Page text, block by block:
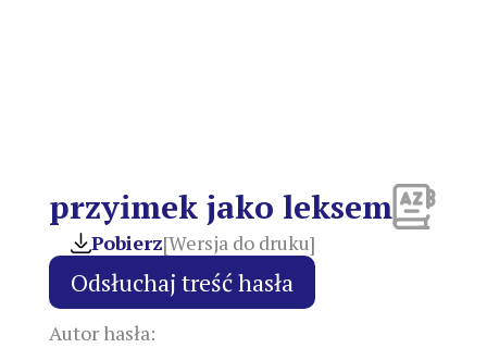
przyimek jako leksem
Pobierz[Wersja do druku]
Autor hasła: